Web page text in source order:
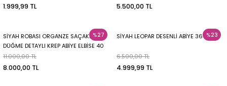
1.999,99 TL 5.500,00 TL
%27
SİYAH ROBASI ORGANZE SAÇAKLI
DÜĞME DETAYLI KREP ABİYE ELBİSE 40
11.000,00 TL
8.000,00 TL
%23
SİYAH LEOPAR DESENLİ ABİYE 36
6.500,00 TL
4.999,99 TL